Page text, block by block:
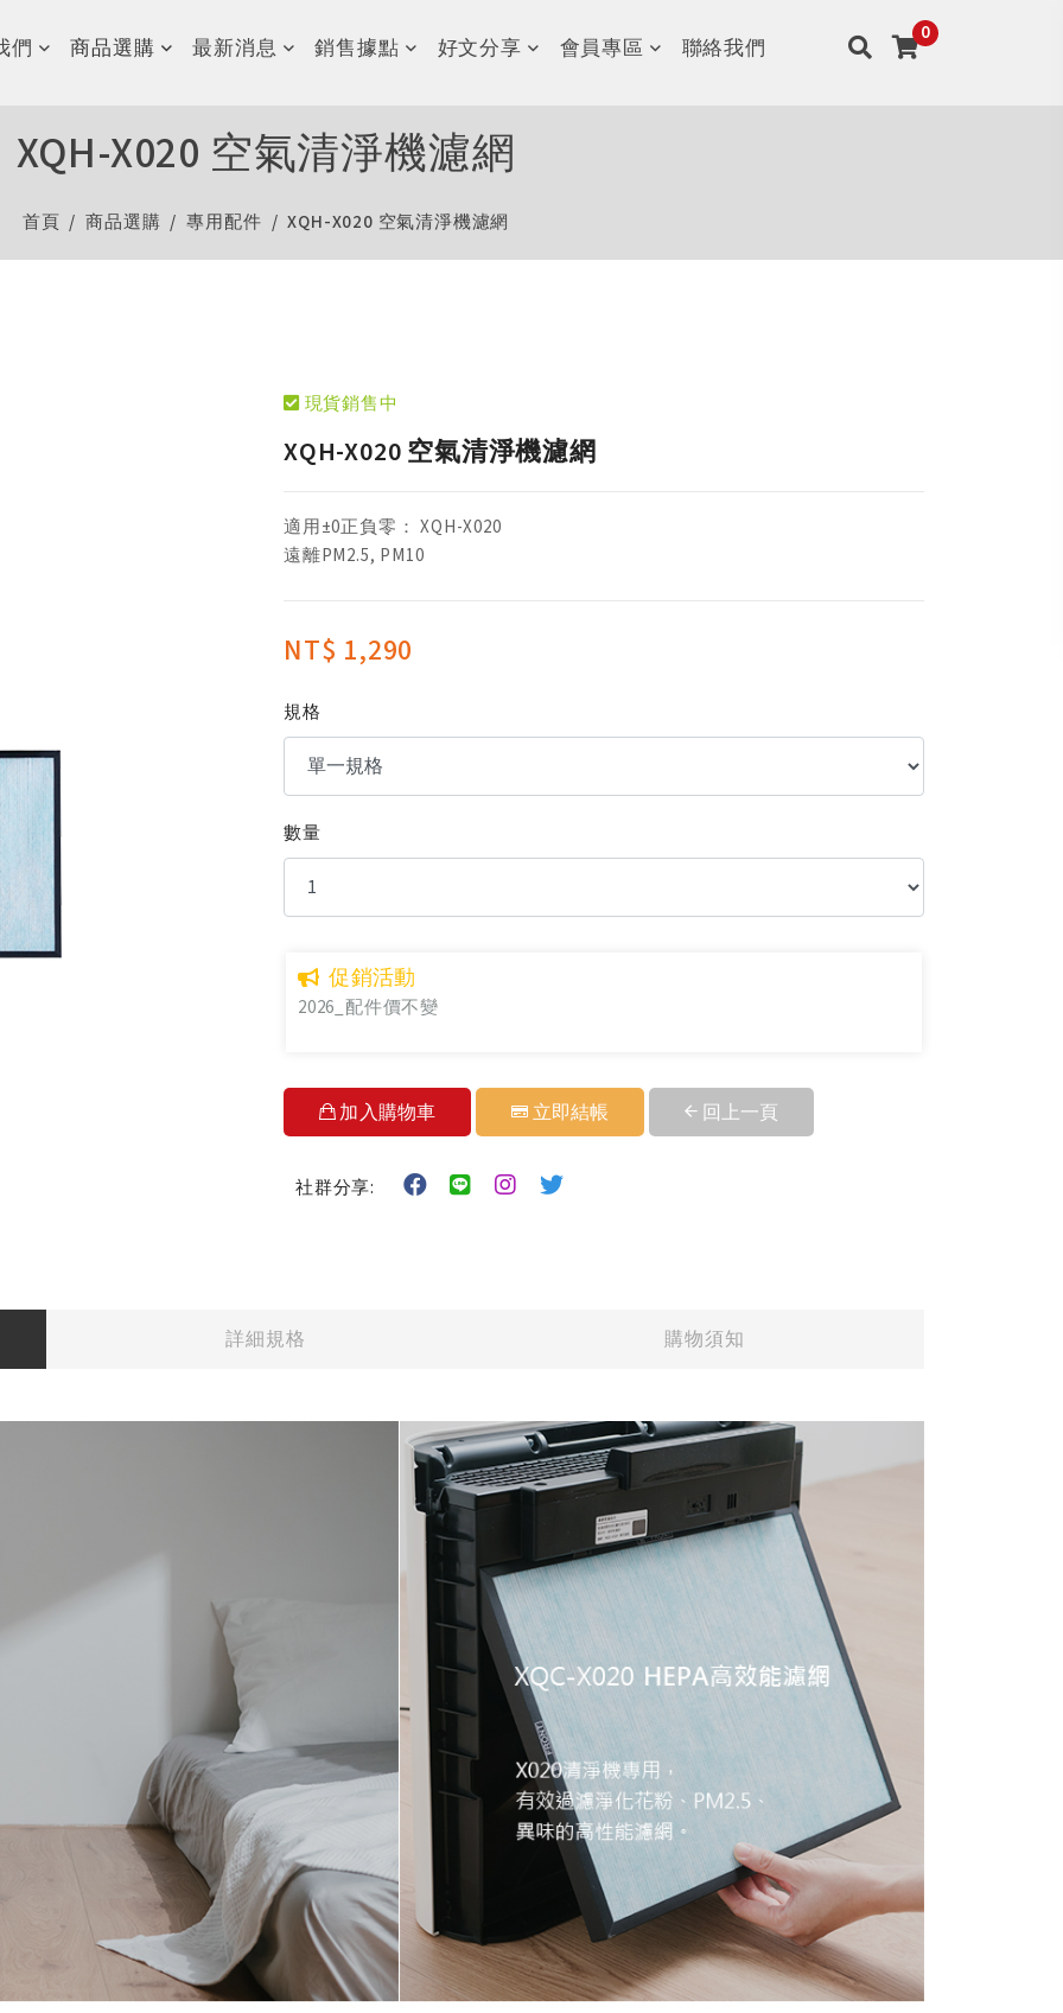
們 商品選購 最新消息 銷售據點 好文分享 會員專區 聯絡我們
XQH-X020 空氣清淨機濾網
首頁 商品選購 專用配件 XQH-X020 空氣清淨機濾網
現貨銷售中
XQH-X020 空氣清淨機濾網
適用±0正負零： XQH-X020
遠離PM2.5, PM10
NT$ 1,290
規格
數量
促銷活動
2026_配件價不變
加入購物車 立即結帳 回上一頁
社群分享:
詳細規格 購物須知